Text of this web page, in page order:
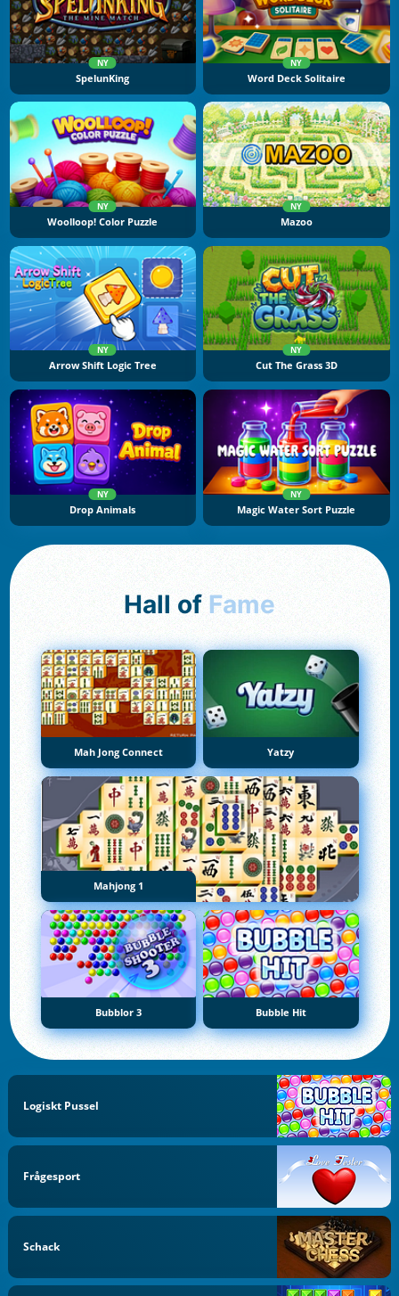
NY
SpelunKing
NY
Word Deck Solitaire
NY
Woolloop! Color Puzzle
NY
Mazoo
NY
Arrow Shift Logic Tree
NY
Cut The Grass 3D
NY
Drop Animals
NY
Magic Water Sort Puzzle
Hall of Fame
Mah Jong Connect Yatzy
Mahjong 1
Bubblor 3 Bubble Hit
Logiskt Pussel
Frågesport
Schack